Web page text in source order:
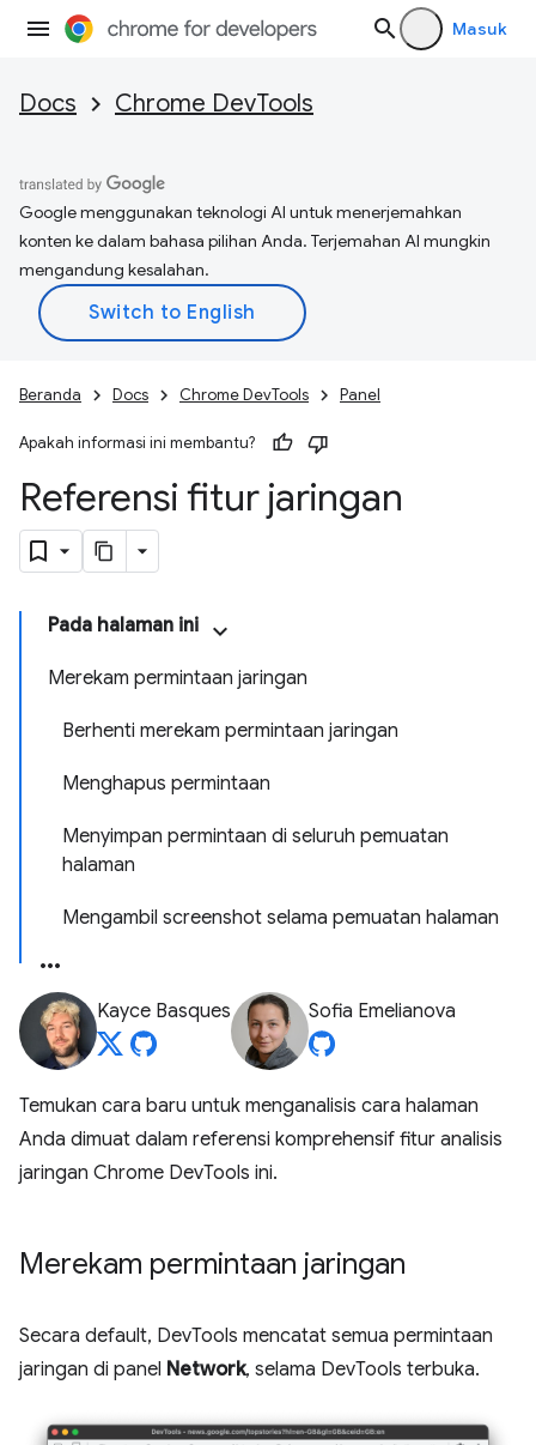
Masuk
Docs Chrome DevTools
Google menggunakan teknologi AI untuk menerjemahkan
konten ke dalam bahasa pilihan Anda. Terjemahan AI mungkin
mengandung kesalahan.
Beranda Docs Chrome DevTools Panel
Apakah informasi ini membantu?
Referensi fitur jaringan
Pada halaman ini
Merekam permintaan jaringan
Berhenti merekam permintaan jaringan
Menghapus permintaan
Menyimpan permintaan di seluruh pemuatan
halaman
Mengambil screenshot selama pemuatan halaman
Kayce Basques Sofia Emelianova
Temukan cara baru untuk menganalisis cara halaman
Anda dimuat dalam referensi komprehensif fitur analisis
jaringan Chrome DevTools ini.
Merekam permintaan jaringan
Secara default, DevTools mencatat semua permintaan
jaringan di panel Network, selama DevTools terbuka.